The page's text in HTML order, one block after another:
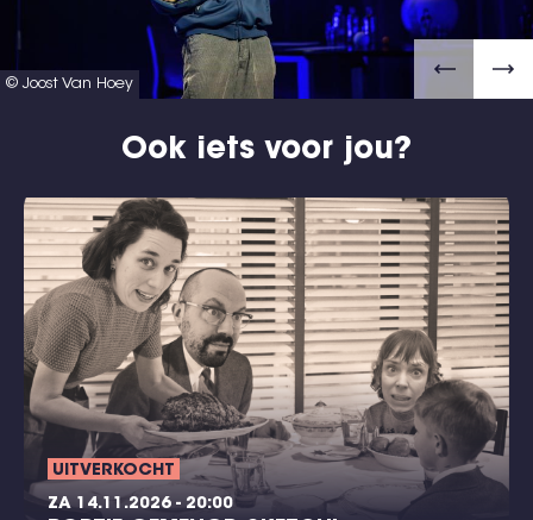
© Joost Van Hoey
Ook iets voor jou?
UITVERKOCHT
ZA 14.11.2026 - 20:00